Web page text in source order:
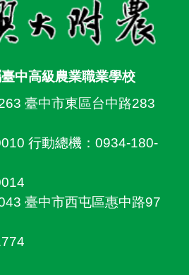
中高級農業職業學校
臺中市東區台中路283
行動總機：0934-180-
臺中市西屯區惠中路97